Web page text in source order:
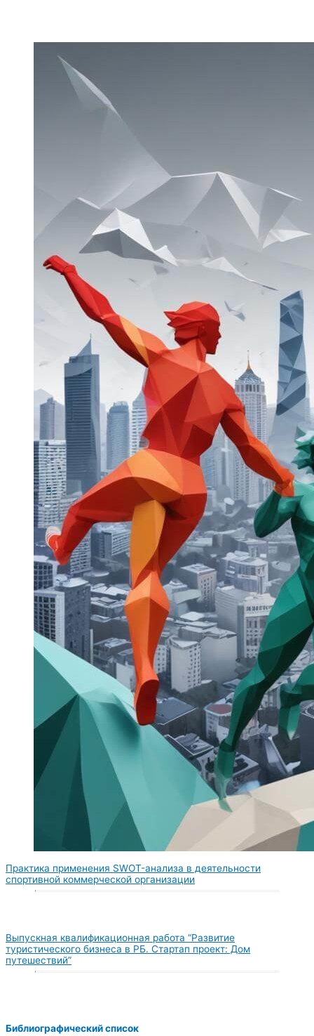
Практика применения SWOT-анализа в деятельности
спортивной коммерческой организации
Выпускная квалификационная работа “Развитие
туристического бизнеса в РБ. Стартап проект: Дом
путешествий”
Библиографический список